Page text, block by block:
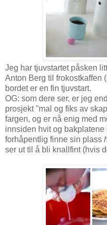
Jeg har tjuvstartet påsken
Anton Berg til frokostkaffen
bordet er en fin tjuvstart.
OG: som dere ser, er jeg
prosjekt "mal og fiks av
fargen, og er nå enig med
innsiden hvit og bakplatene
forhåpentlig finne sin plass
ser ut til å bli knallfint (hvis